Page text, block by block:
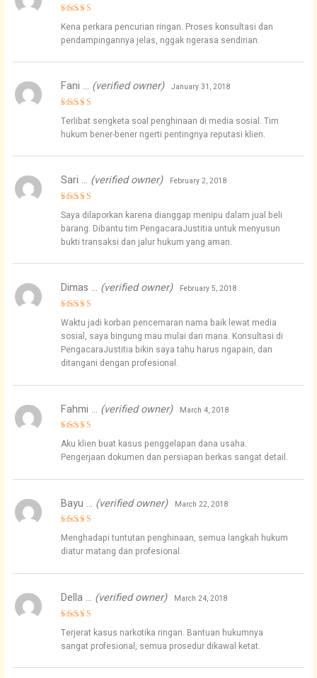
out of 5
Kena perkara pencurian ringan. Proses konsultasi dan
pendampingannya jelas, nggak ngerasa sendirian.
Rated
out of 5
Fani … (verified owner) January 31, 2018
Terlibat sengketa soal penghinaan di media sosial. Tim
hukum bener-bener ngerti pentingnya reputasi klien.
Rated
out of 5
Sari … (verified owner) February 2, 2018
Saya dilaporkan karena dianggap menipu dalam jual beli
barang. Dibantu tim PengacaraJustitia untuk menyusun
bukti transaksi dan jalur hukum yang aman.
Rated
out of 5
Dimas … (verified owner) February 5, 2018
Waktu jadi korban pencemaran nama baik lewat media
sosial, saya bingung mau mulai dari mana. Konsultasi di
PengacaraJustitia bikin saya tahu harus ngapain, dan
ditangani dengan profesional.
Rated
out of 5
Fahmi … (verified owner) March 4, 2018
Aku klien buat kasus penggelapan dana usaha.
Pengerjaan dokumen dan persiapan berkas sangat detail.
Rated
4
out of 5
Bayu … (verified owner) March 22, 2018
Menghadapi tuntutan penghinaan, semua langkah hukum
diatur matang dan profesional.
out of 5
Della … (verified owner) March 24, 2018
Terjerat kasus narkotika ringan. Bantuan hukumnya
sangat profesional, semua prosedur dikawal ketat.